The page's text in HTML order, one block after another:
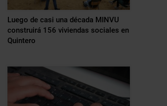
Luego de casi una década MINVU
construirá 156 viviendas sociales en
Quintero